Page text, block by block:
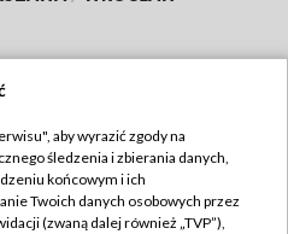
TVP
TVP
aby wyrazić zgody na
śledzenia i zbierania danych,
końcowym i ich
Twoich danych osobowych przez
(zwaną dalej również „TVP”),